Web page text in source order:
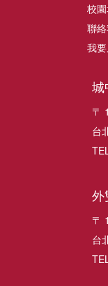
校
聯
我
城
〒
台
外
〒
台